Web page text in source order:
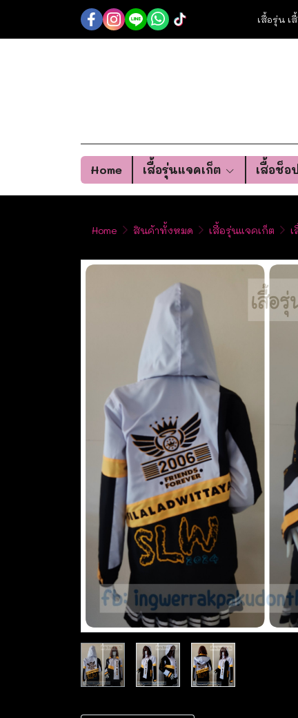
เสื้อรุ่น เ
Home เสื้อรุ่นแจคเก็ต เสื้อช็อป
Home สินค้าทั้งหมด เสื้อรุ่นแจคเก็ต